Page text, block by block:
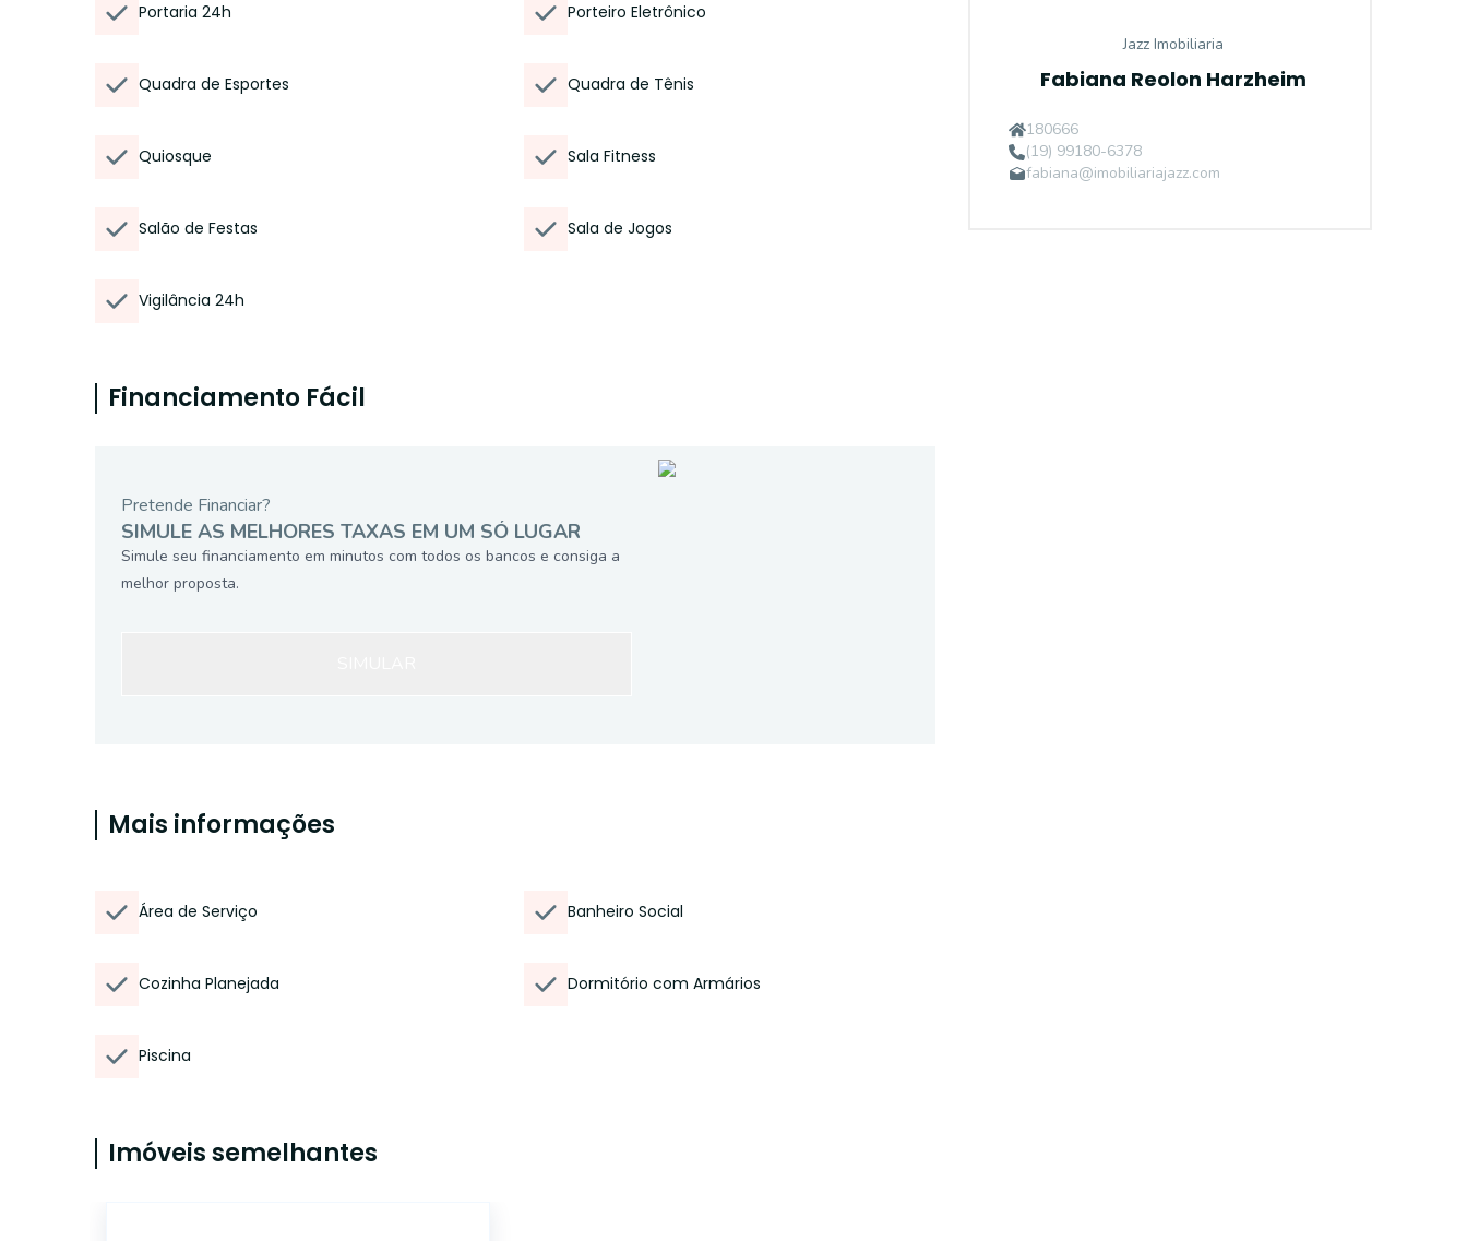
Portaria 24h Porteiro Eletrônico
Quadra de Esportes Quadra de Tênis
Quiosque Sala Fitness
Salão de Festas Sala de Jogos
Vigilância 24h
Financiamento Fácil
Pretende Financiar?
SIMULE AS MELHORES TAXAS EM UM SÓ LUGAR
Simule seu financiamento em minutos com todos os bancos e consiga a
melhor proposta.
Mais informações
Área de Serviço Banheiro Social
Cozinha Planejada Dormitório com Armários
Piscina
Imóveis semelhantes
Jazz Imobiliaria
Fabiana Reolon Harzheim
180666
(19) 99180-6378
fabiana@imobiliariajazz.com